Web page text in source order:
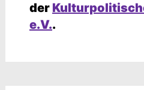
der
e.V..